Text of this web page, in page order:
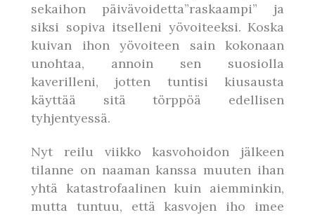
sekaihon päivävoidetta”raskaampi” ja
siksi sopiva itselleni yövoiteeksi. Koska
kuivan ihon yövoiteen sain kokonaan
unohtaa, annoin sen suosiolla
kaverilleni, jotten tuntisi kiusausta
käyttää sitä törppöä edellisen
tyhjentyessä.
Nyt reilu viikko kasvohoidon jälkeen
tilanne on naaman kanssa muuten ihan
yhtä katastrofaalinen kuin aiemminkin,
mutta tuntuu, että kasvojen iho imee